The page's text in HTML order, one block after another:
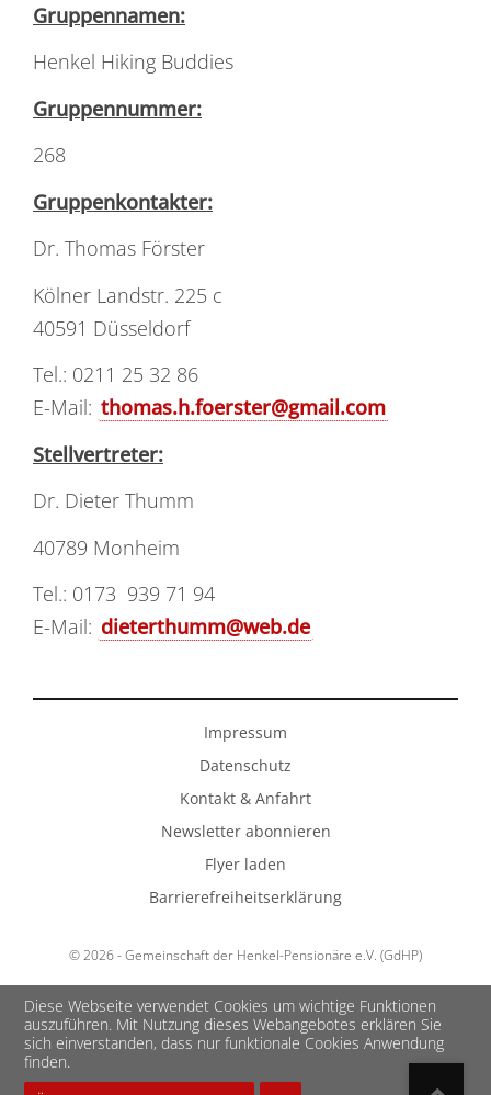
Gruppennamen:
Henkel Hiking Buddies
Gruppennummer:
268
Gruppenkontakter:
Dr. Thomas Förster
Kölner Landstr. 225 c
40591 Düsseldorf
Tel.: 0211 25 32 86
E-Mail: thomas.h.foerster@gmail.com
Stellvertreter:
Dr. Dieter Thumm
40789 Monheim
Tel.: 0173 939 71 94
E-Mail: dieterthumm@web.de
Impressum
Datenschutz
Kontakt & Anfahrt
Newsletter abonnieren
Flyer laden
Barrierefreiheitserklärung
© 2026 - Gemeinschaft der Henkel-Pensionäre e.V. (GdHP)
Diese Webseite verwendet Cookies um wichtige Funktionen
auszuführen. Mit Nutzung dieses Webangebotes erklären Sie
sich einverstanden, dass nur funktionale Cookies Anwendung
finden.